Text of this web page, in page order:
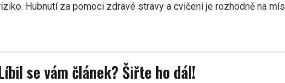
Hubnutí za pomoci zdravé stravy a cvičení je rozhodně na
se vám článek? Šiřte ho dál!